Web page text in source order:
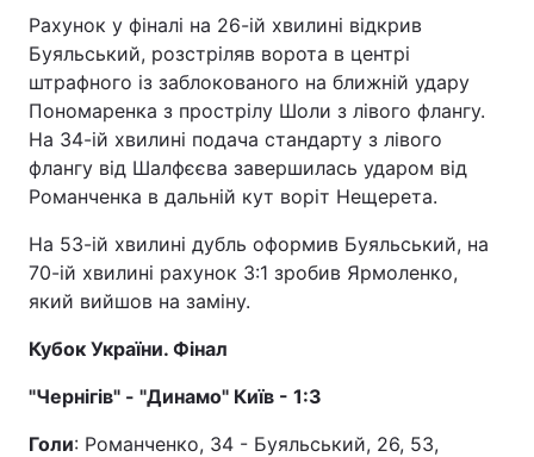
Рахунок у фіналі на 26-ій хвилині відкрив
Буяльський, розстріляв ворота в центрі
штрафного із заблокованого на ближній удару
Пономаренка з прострілу Шоли з лівого флангу.
На 34-ій хвилині подача стандарту з лівого
флангу від Шалфєєва завершилась ударом від
Романченка в дальній кут воріт Нещерета.
На 53-ій хвилині дубль оформив Буяльський, на
70-ій хвилині рахунок 3:1 зробив Ярмоленко,
який вийшов на заміну.
Кубок України. Фінал
"Чернігів" - "Динамо" Київ - 1:3
Голи: Романченко, 34 - Буяльський, 26, 53,